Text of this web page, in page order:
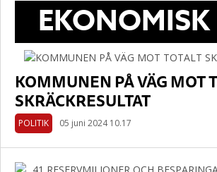
EKONOMISK
KOMMUNEN PÅ VÄG MOT
SKRÄCKRESULTAT
POLITIK 05 juni 2024 10.17